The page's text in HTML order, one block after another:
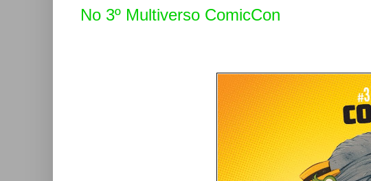
No 3º Multiverso ComicCon